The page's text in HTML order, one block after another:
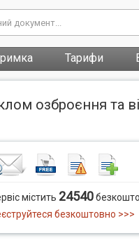
Тарифи
озброєння та
містить 24540
безкоштовно >>>